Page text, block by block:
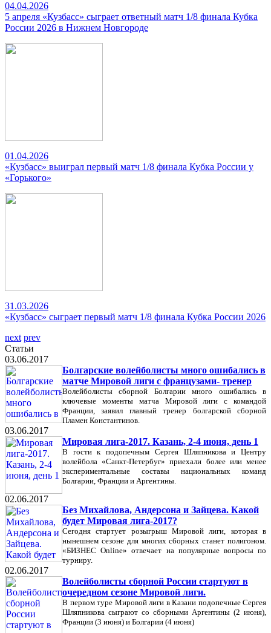
04.04.2026
5 апреля «Кузбасс» сыграет ответный матч 1/8 финала Кубка
России 2026 в Нижнем Новгороде
01.04.2026
«Кузбасс» выиграл первый матч 1/8 финала Кубка России у
«Горького»
31.03.2026
«Кузбасс» сыграет первый матч 1/8 финала Кубка России 2026
next prev
Статьи
03.06.2017
Болгарские волейболисты много ошибались в
матче Мировой лиги с французами- тренер
Волейболисты сборной Болгарии много ошибались в
ключевые моменты матча Мировой лиги с командой
Франции, заявил главный тренер болгарской сборной
Пламен Константинов.
03.06.2017
Мировая лига-2017. Казань, 2-4 июня, день 1
В гости к подопечным Сергея Шляпникова и Центру
волейбола «Санкт-Петербуг» приехали более или менее
экспериментальные составы национальных команд
Болгарии, Франции и Аргентины.
02.06.2017
Без Михайлова, Андерсона и Зайцева. Какой
будет Мировая лига-2017?
Сегодня стартует розыгрыш Мировой лиги, которая в
нынешнем сезоне для многих сборных станет полигоном.
«БИЗНЕС Online» отвечает на популярные вопросы по
турниру.
02.06.2017
Волейболисты сборной России стартуют в
очередном сезоне Мировой лиги.
В первом туре Мировой лиги в Казани подопечные Сергея
Шляпникова сыграют со сборными Аргентины (2 июня),
Франции (3 июня) и Болгарии (4 июня)